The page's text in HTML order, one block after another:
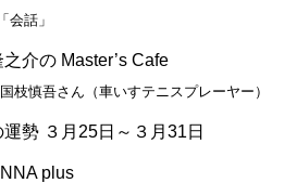
会話」
介の Master’s Cafe
枝慎吾さん（車いすテニスプレーヤー）
勢 ３月25日～３月31日
plus